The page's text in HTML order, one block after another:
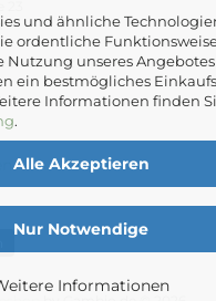
und ähnliche
ordentliche
Nutzung unseres
ein bestmögliches
Informationen finden
.
Alle Akzeptieren
Nur Notwendige
Informationen